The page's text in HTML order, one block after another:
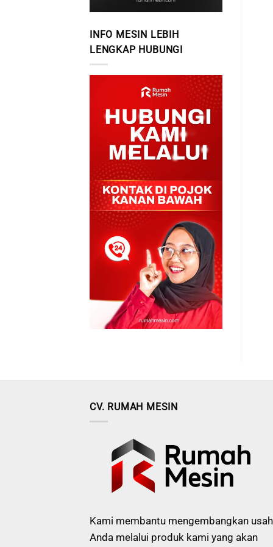
INFO MESIN LEBIH
LENGKAP HUBUNGI
CV. RUMAH MESIN
Kami membantu mengembangkan
Anda melalui produk kami yang akan